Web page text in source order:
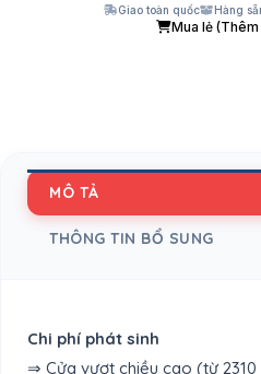
Giao toàn quốc Hàng
Mua lẻ
MÔ TẢ
THÔNG TIN BỔ SUNG
Chi phí phát sinh
⇒ Cửa vượt chiều cao (từ 2310